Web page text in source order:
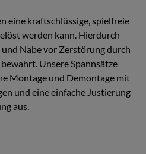
eine kraftschlüssige, spielfreie
werden kann. Hierdurch
Nabe vor Zerstörung durch
Unsere Spannsätze
Montage und Demontage mit
und eine einfache Justierung
aus.